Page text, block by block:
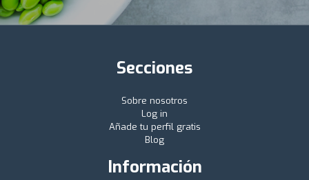
Secciones
Sobre nosotros
Log in
Añade tu perfil gratis
Blog
Información